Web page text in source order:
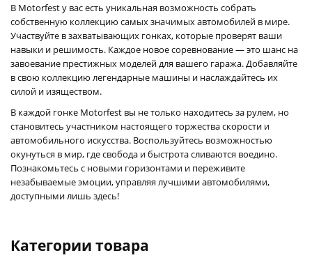
В Motorfest у вас есть уникальная возможность собрать
собственную коллекцию самых значимых автомобилей в мире.
Участвуйте в захватывающих гонках, которые проверят ваши
навыки и решимость. Каждое новое соревнование — это шанс на
завоевание престижных моделей для вашего гаража. Добавляйте
в свою коллекцию легендарные машины и наслаждайтесь их
силой и изяществом.
В каждой гонке Motorfest вы не только находитесь за рулем, но
становитесь участником настоящего торжества скорости и
автомобильного искусства. Воспользуйтесь возможностью
окунуться в мир, где свобода и быстрота сливаются воедино.
Познакомьтесь с новыми горизонтами и переживите
незабываемые эмоции, управляя лучшими автомобилями,
доступными лишь здесь!
Категории товара